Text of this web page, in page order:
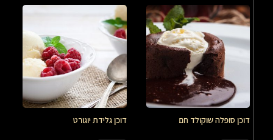
דוכן סופלה שוקולד חם דוכן גלידת יוגורט